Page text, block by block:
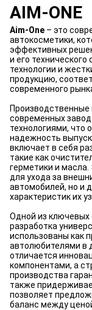
AIM-ONE
Aim-One – это
автокосметики,
эффективных
и его
технологии и
продукцию,
современного
современных
технологиями, что
надежность
включает в себя
такие как
герметики и
для ухода за
автомобилей, но и
характеристик их
Одной из ключевых
разработка
использованы как
автолюбителями в
отличается
компонентами, а
производства
также
позволяет
баланс между